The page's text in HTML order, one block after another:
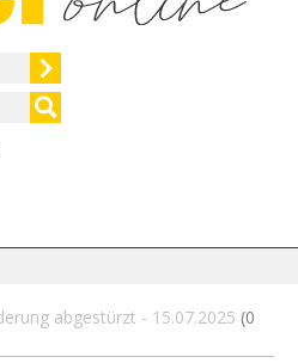
abgestürzt - 15.07.2025 (0